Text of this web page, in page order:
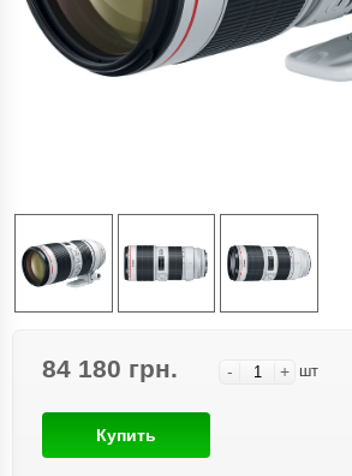
84 180 грн. - + шт
Купить